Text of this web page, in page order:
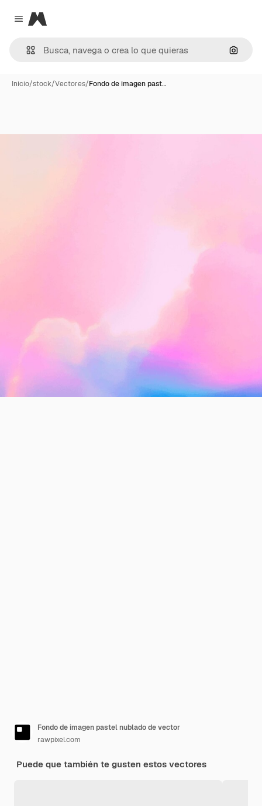
Close menu
Magnific
Inicio/stock/Vectores/Fondo de imagen past…
Fondo de imagen pastel nublado de vector
rawpixel.com
Puede que también te gusten estos vectores